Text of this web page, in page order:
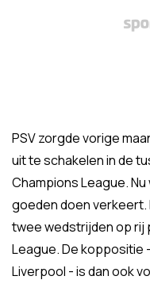
PSV zorgde vorige
uit te schakelen in de
Champions League.
goeden doen verkeert.
twee wedstrijden op rij
League. De koppositie
Liverpool - is dan ook